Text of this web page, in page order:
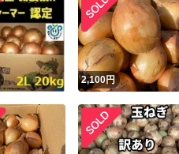
2,100円